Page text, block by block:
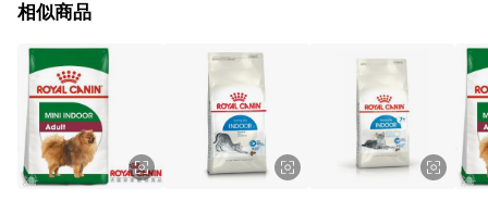
的購回饋活動享Yahoo超贈點回饋者 - 購物中心商店之商品：商
3. 訂單回饋金額將扣除運費/購物金/超贈點/福利金/紅利折抵/折
價券等虛擬貨幣折抵 4. 大宗採購或批發轉賣不具回饋資格： 如
有相關事證認定您為大宗採購、批發轉賣而非最終消費使用者，
相關認定以Yahoo購物中心之認定為準
相似商品